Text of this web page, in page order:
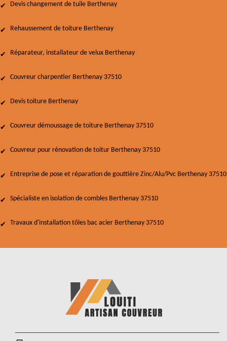
Devis changement de tuile Berthenay
Rehaussement de toiture Berthenay
Réparateur, installateur de velux Berthenay
Couvreur charpentier Berthenay 37510
Devis toiture Berthenay
Couvreur démoussage de toiture Berthenay 37510
Couvreur pour rénovation de toitur Berthenay 37510
Entreprise de pose et réparation de gouttière Zinc/Alu/Pvc Berthenay 37510
Spécialiste en isolation de combles Berthenay 37510
Travaux d'installation tôles bac acier Berthenay 37510